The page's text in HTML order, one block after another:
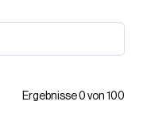
Ergebnisse0 von100